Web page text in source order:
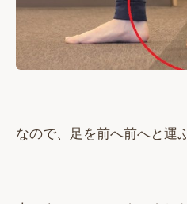
なので、足を前へ前へと運